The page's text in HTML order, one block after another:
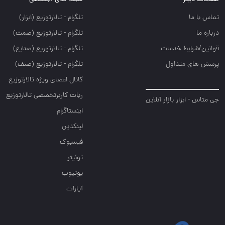
تماس با ما
درباره ما
قوانین/شرایط خدمات
پرسش های متداول
جی متاس - ابزار بازار آنلاین
تلگرام - تالارتوزيع (ابزار)
تلگرام - تالارتوزيع (صمت)
تلگرام - تالارتوزيع (صنايع)
تلگرام - تالارتوزیع (صنف)
کانال اعضای ویژه تالارتوزیع
ربات کاربرتخصصی تالارتوزیع
اینستاگرام
لینکدین
فیسبوک
توئیتر
یوتیوب
آپارات